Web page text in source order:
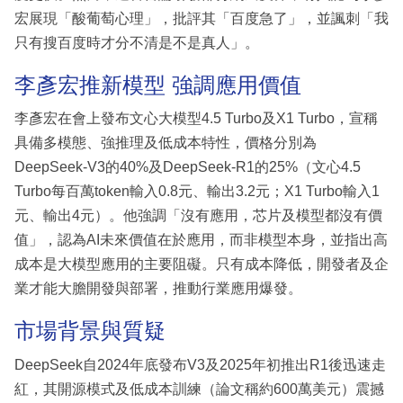
宏展現「酸葡萄心理」，批評其「百度急了」，並諷刺「我
只有搜百度時才分不清是不是真人」。
李彥宏推新模型 強調應用價值
李彥宏在會上發布文心大模型4.5 Turbo及X1 Turbo，宣稱
具備多模態、強推理及低成本特性，價格分別為
DeepSeek-V3的40%及DeepSeek-R1的25%（文心4.5
Turbo每百萬token輸入0.8元、輸出3.2元；X1 Turbo輸入1
元、輸出4元）。他強調「沒有應用，芯片及模型都沒有價
值」，認為AI未來價值在於應用，而非模型本身，並指出高
成本是大模型應用的主要阻礙。只有成本降低，開發者及企
業才能大膽開發與部署，推動行業應用爆發。
市場背景與質疑
DeepSeek自2024年底發布V3及2025年初推出R1後迅速走
紅，其開源模式及低成本訓練（論文稱約600萬美元）震撼